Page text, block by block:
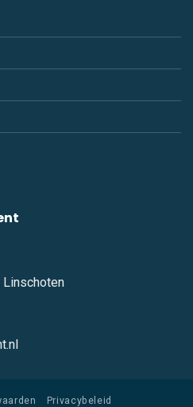
Linschoten
Privacybeleid